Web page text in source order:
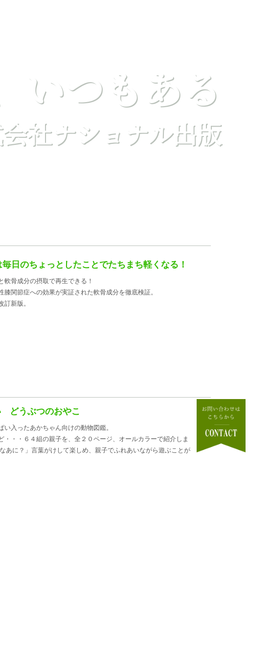
いつもある
社ナショナル出版
日のちょっとしたことでたちまち軽くなる！
軟骨成分の摂取で再生できる！
関節症への効果が実証された軟骨成分を徹底検証。
新版。
どうぶつのおやこ
入ったあかちゃん向けの動物図鑑。
・・・６４組の親子を、全２０ページ、オールカラーで紹介しま
あに？」言葉がけして楽しめ、親子でふれあいながら遊ぶことが